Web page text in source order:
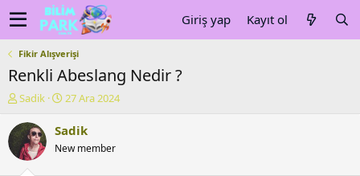
Giriş yap Kayıt ol
Fikir Alışverişi
Renkli Abeslang Nedir ?
K
n
u
y
Sadik
B
ş
a
27 Ara 2024
Sadik
New member